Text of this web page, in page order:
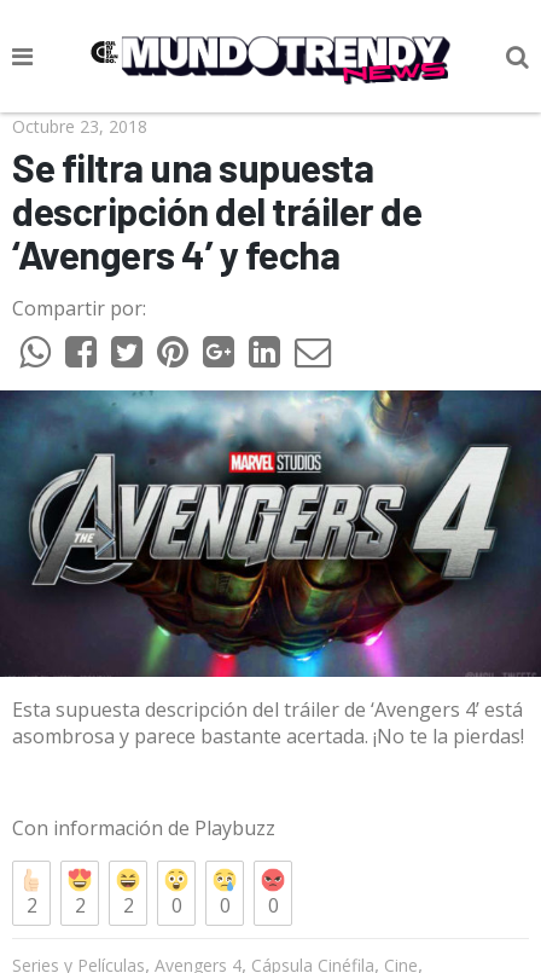
NOTICIAS
CULTURA POP
CIENCIA Y TECNOLOGÍA
VIDA
SOCIEDAD
CULTURIZANDO.COM
Octubre 23, 2018
Se filtra una supuesta
descripción del tráiler de
‘Avengers 4’ y fecha
Compartir por:
Esta supuesta descripción del tráiler de ‘Avengers 4’ está
asombrosa y parece bastante acertada. ¡No te la pierdas!
Con información de Playbuzz
2 2 2 0 0 0
Series y Películas, Avengers 4, Cápsula Cinéfila, Cine,